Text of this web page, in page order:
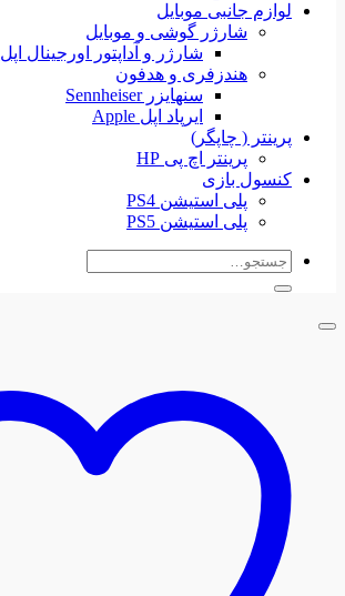
لوازم جانبی موبایل
شارژر گوشی و موبایل
شارژر و آداپتور اورجینال اپل Apple
هندزفری و هدفون
سنهایزر Sennheiser
ایرپاد اپل Apple
پرینتر ( چاپگر)
پرینتر اچ پی HP
کنسول بازی
پلی استیشن PS4
پلی استیشن PS5
جستجو